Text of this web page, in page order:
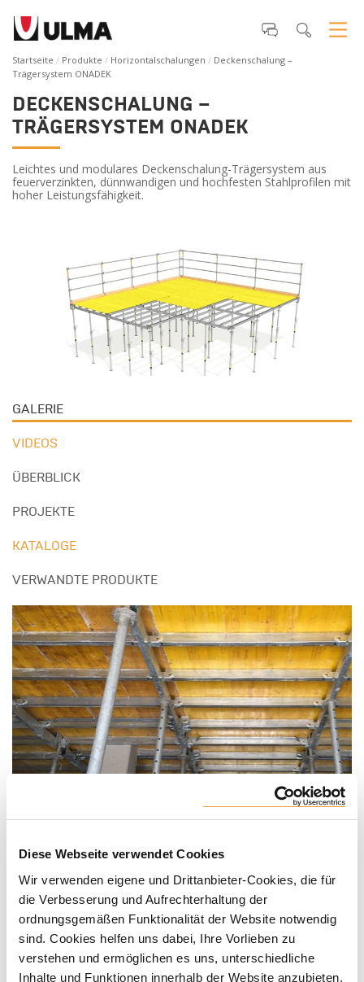
Diese Webseite verwendet Cookies
Wir verwenden eigene und Drittanbieter-Cookies, die für
die Verbesserung und Aufrechterhaltung der
ordnungsgemäßen Funktionalität der Website notwendig
sind. Cookies helfen uns dabei, Ihre Vorlieben zu
verstehen und ermöglichen es uns, unterschiedliche
Inhalte und Funktionen innerhalb der Website anzubieten.
Startseite Produkte Horizontalschalungen
Deckenschalung –
Trägersystem ONADEK
DECKENSCHALUNG –
TRÄGERSYSTEM ONADEK
Leichtes und modulares Deckenschalung-Trägersystem aus
feuerverzinkten, dünnwandigen und hochfesten Stahlprofilen mit
hoher Leistungsfähigkeit.
GALERIE
VIDEOS
ÜBERBLICK
PROJEKTE
KATALOGE
VERWANDTE PRODUKTE